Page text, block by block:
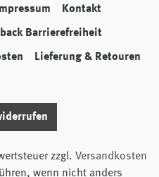
Kontakt
Barrierefreiheit
Lieferung & Retouren
zzgl. Versandkosten
wenn nicht anders